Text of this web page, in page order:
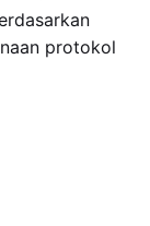
protokol